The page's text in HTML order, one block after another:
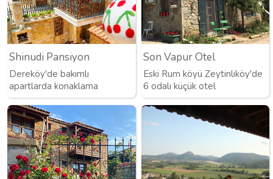
Shinudi Pansiyon
Dereköy'de bakımlı
apartlarda konaklama
Son Vapur Otel
Eski Rum köyü Zeytinliköy'de
6 odalı küçük otel